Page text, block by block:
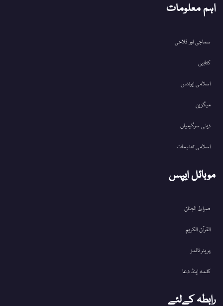
اہم معلومات
سماجی اور فلاحی
کتابیں
اسلامی ایونٹس
میگزین
دینی سرگرمیاں
اسلامی تعلیمات
موبائل ایپس
صراط الجنان
القرآن الکریم
پریئر ٹائمز
کلمہ اینڈ دعا
رابطہ کےلئے